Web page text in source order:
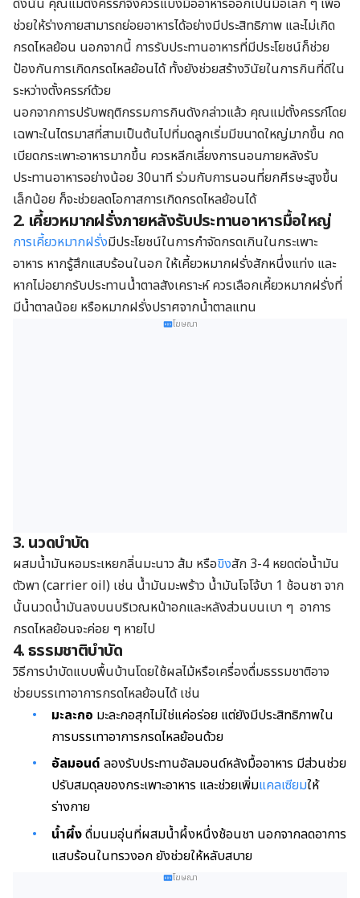
ดังนั้น คุณแม่ตั้งครรภ์จึงควรแบ่งมื้ออาหารออกเป็นมื้อเล็ก ๆ เพื่อ
ช่วยให้ร่างกายสามารถย่อยอาหารได้อย่างมีประสิทธิภาพ และไม่เกิด
กรดไหลย้อน นอกจากนี้ การรับประทานอาหารที่มีประโยชน์ก็ช่วย
ป้องกันการเกิดกรดไหลย้อนได้ ทั้งยังช่วยสร้างวินัยในการกินที่ดีใน
ระหว่างตั้งครรภ์ด้วย
นอกจากการปรับพฤติกรรมการกินดังกล่าวแล้ว คุณแม่ตั้งครรภ์โดย
เฉพาะในไตรมาสที่สามเป็นต้นไปที่มดลูกเริ่มมีขนาดใหญ่มากขึ้น กด
เบียดกระเพาะอาหารมากขึ้น ควรหลีกเลี่ยงการนอนภายหลังรับ
ประทานอาหารอย่างน้อย 30นาที ร่วมกับการนอนที่ยกศีรษะสูงขึ้น
เล็กน้อย ก็จะช่วยลดโอกาสการเกิดกรดไหลย้อนได้
2. เคี้ยวหมากฝรั่งภายหลังรับประทานอาหารมื้อใหญ่
การเคี้ยวหมากฝรั่งมีประโยชน์ในการกำจัดกรดเกินในกระเพาะ
อาหาร หากรู้สึกแสบร้อนในอก ให้เคี้ยวหมากฝรั่งสักหนึ่งแท่ง และ
หากไม่อยากรับประทานน้ำตาลสังเคราะห์ ควรเลือกเคี้ยวหมากฝรั่งที่
มีน้ำตาลน้อย หรือหมากฝรั่งปราศจากน้ำตาลแทน
โฆษณา
3. นวดบำบัด
ผสมน้ำมันหอมระเหยกลิ่นมะนาว ส้ม หรือขิงสัก 3-4 หยดต่อน้ำมัน
ตัวพา (carrier oil) เช่น น้ำมันมะพร้าว น้ำมันโจโจ้บา 1 ช้อนชา จาก
นั้นนวดน้ำมันลงบนบริเวณหน้าอกและหลังส่วนบนเบา ๆ อาการ
กรดไหลย้อนจะค่อย ๆ หายไป
4. ธรรมชาติบำบัด
วิธีการบำบัดแบบพื้นบ้านโดยใช้ผลไม้หรือเครื่องดื่มธรรมชาติอาจ
ช่วยบรรเทาอาการกรดไหลย้อนได้ เช่น
มะละกอ มะละกอสุกไม่ใช่แค่อร่อย แต่ยังมีประสิทธิภาพใน
การบรรเทาอาการกรดไหลย้อนด้วย
อัลมอนด์ ลองรับประทานอัลมอนด์หลังมื้ออาหาร มีส่วนช่วย
ปรับสมดุลของกระเพาะอาหาร และช่วยเพิ่มแคลเซียมให้
ร่างกาย
น้ำผึ้งดื่มนมอุ่นที่ผสมน้ำผึ้งหนึ่งช้อนชา นอกจากลดอาการ
แสบร้อนในทรวงอก ยังช่วยให้หลับสบาย
โฆษณา